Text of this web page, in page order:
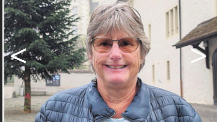
Abo Angebote
Share Share
< >